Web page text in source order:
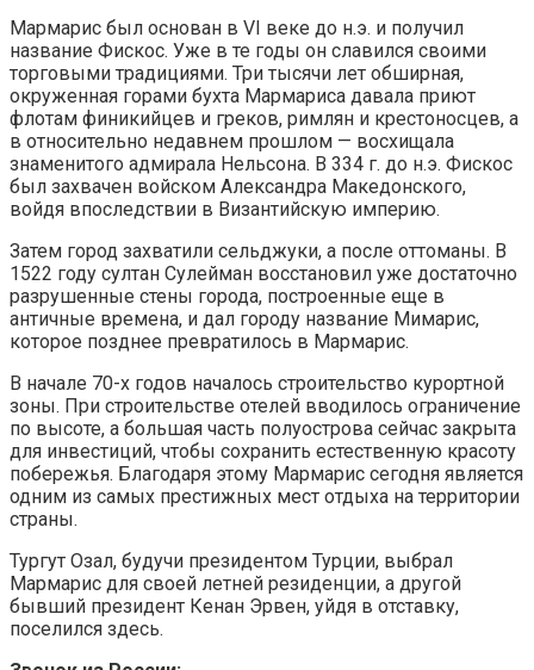
Мармарис был основан в VI веке до н.э. и получил
название Фискос. Уже в те годы он славился своими
торговыми традициями. Три тысячи лет обширная,
окруженная горами бухта Мармариса давала приют
флотам финикийцев и греков, римлян и крестоносцев, а
в относительно недавнем прошлом — восхищала
знаменитого адмирала Нельсона. В 334 г. до н.э. Фискос
был захвачен войском Александра Македонского,
войдя впоследствии в Византийскую империю.
Затем город захватили сельджуки, а после оттоманы. В
1522 году султан Сулейман восстановил уже достаточно
разрушенные стены города, построенные еще в
античные времена, и дал городу название Мимарис,
которое позднее превратилось в Мармарис.
В начале 70-х годов началось строительство курортной
зоны. При строительстве отелей вводилось ограничение
по высоте, а большая часть полуострова сейчас закрыта
для инвестиций, чтобы сохранить естественную красоту
побережья. Благодаря этому Мармарис сегодня является
одним из самых престижных мест отдыха на территории
страны.
Тургут Озал, будучи президентом Турции, выбрал
Мармарис для своей летней резиденции, а другой
бывший президент Кенан Эрвен, уйдя в отставку,
поселился здесь.